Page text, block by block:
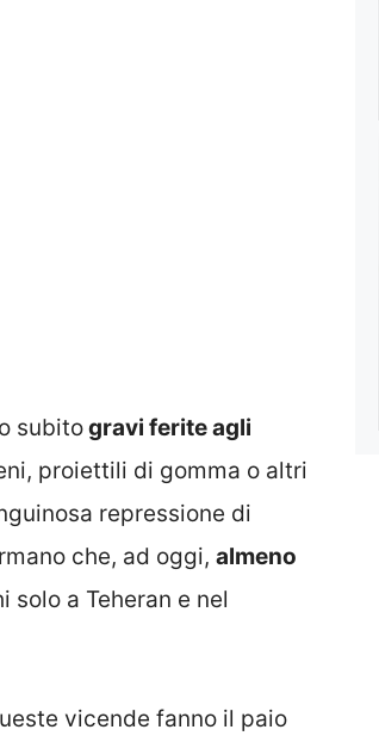
subitogravi ferite agli
proiettili di gomma o altri
repressione di
che, ad oggi, almeno
solo a Teheran e nel
vicende fanno il paio